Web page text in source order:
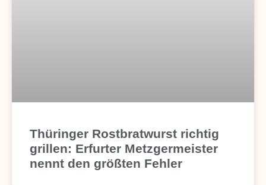
Thüringer Rostbratwurst richtig
grillen: Erfurter Metzgermeister
nennt den größten Fehler